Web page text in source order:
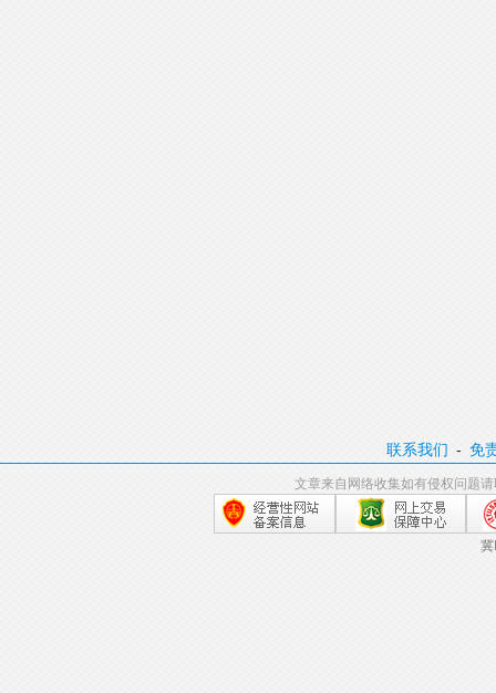
联系我们 -免
文章来自网络收集如有侵权问题